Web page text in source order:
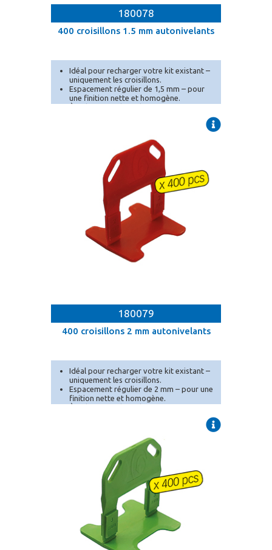
180078
400 croisillons 1.5 mm autonivelants
Idéal pour recharger votre kit existant –
uniquement les croisillons.
Espacement régulier de 1,5 mm – pour
une finition nette et homogène.
À utiliser avec les cales et pince
180079
400 croisillons 2 mm autonivelants
Idéal pour recharger votre kit existant –
uniquement les croisillons.
Espacement régulier de 2 mm – pour une
finition nette et homogène.
À utiliser avec les cales et pince